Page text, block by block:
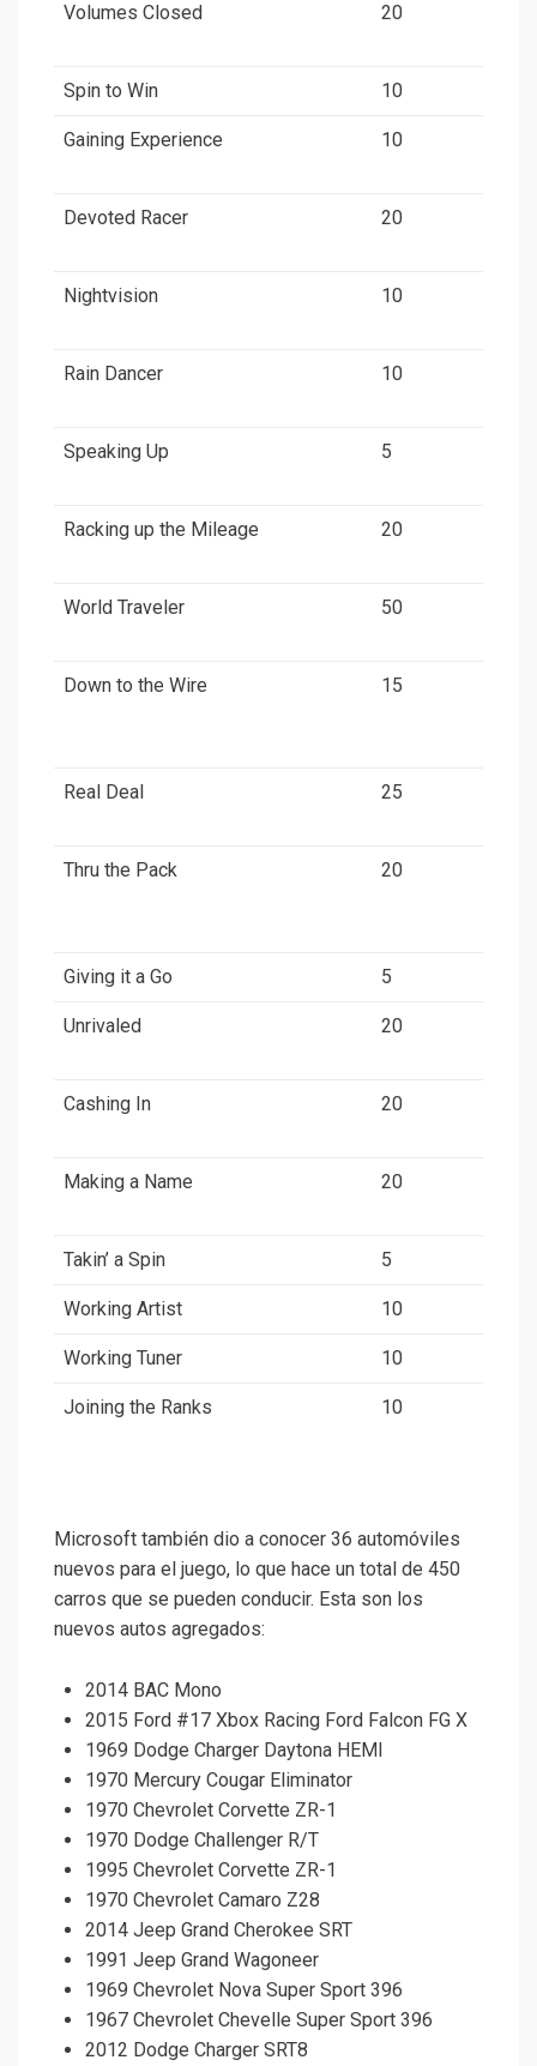
Volumes Closed 20
Spin to Win 10
Gaining Experience 10
Devoted Racer 20
Nightvision 10
Rain Dancer 10
Speaking Up 5
Racking up the Mileage 20
World Traveler 50
Down to the Wire 15
Real Deal 25
Thru the Pack 20
Giving it a Go 5
Unrivaled 20
Cashing In 20
Making a Name 20
Takin’ a Spin 5
Working Artist 10
Working Tuner 10
Joining the Ranks 10
Microsoft también dio a conocer 36 automóviles
nuevos para el juego, lo que hace un total de 450
carros que se pueden conducir. Esta son los
nuevos autos agregados:
2014 BAC Mono
2015 Ford #17 Xbox Racing Ford Falcon FG X
1969 Dodge Charger Daytona HEMI
1970 Mercury Cougar Eliminator
1970 Chevrolet Corvette ZR-1
1970 Dodge Challenger R/T
1995 Chevrolet Corvette ZR-1
1970 Chevrolet Camaro Z28
2014 Jeep Grand Cherokee SRT
1991 Jeep Grand Wagoneer
1969 Chevrolet Nova Super Sport 396
1967 Chevrolet Chevelle Super Sport 396
2012 Dodge Charger SRT8